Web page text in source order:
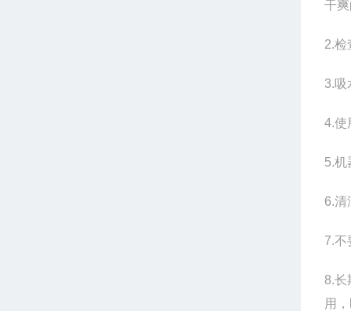
干
2.检
3.吸
4.使
5.机
6.清
7.不
8.长
用